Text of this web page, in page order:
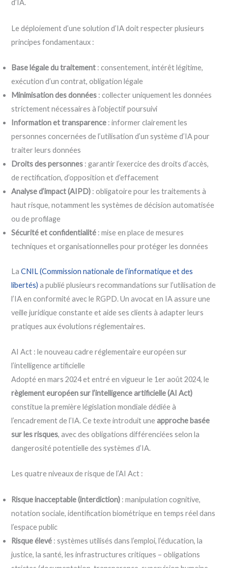
d’IA.
Le déploiement d’une solution d’IA doit respecter plusieurs
principes fondamentaux :
Base légale du traitement : consentement, intérêt légitime,
exécution d’un contrat, obligation légale
Minimisation des données : collecter uniquement les données
strictement nécessaires à l’objectif poursuivi
Information et transparence : informer clairement les
personnes concernées de l’utilisation d’un système d’IA pour
traiter leurs données
Droits des personnes : garantir l’exercice des droits d’accès,
de rectification, d’opposition et d’effacement
Analyse d’impact (AIPD) : obligatoire pour les traitements à
haut risque, notamment les systèmes de décision automatisée
ou de profilage
Sécurité et confidentialité : mise en place de mesures
techniques et organisationnelles pour protéger les données
LaCNIL (Commission nationale de l’informatique et des
libertés) a publié plusieurs recommandations sur l’utilisation de
l’IA en conformité avec le RGPD. Un avocat en IA assure une
veille juridique constante et aide ses clients à adapter leurs
pratiques aux évolutions réglementaires.
AI Act : le nouveau cadre réglementaire européen sur
l’intelligence artificielle
Adopté en mars 2024 et entré en vigueur le 1er août 2024, le
règlement européen sur l’intelligence artificielle (AI Act)
constitue la première législation mondiale dédiée à
l’encadrement de l’IA. Ce texte introduit uneapproche basée
sur les risques, avec des obligations différenciées selon la
dangerosité potentielle des systèmes d’IA.
Les quatre niveaux de risque de l’AI Act :
Risque inacceptable (interdiction) : manipulation cognitive,
notation sociale, identification biométrique en temps réel dans
l’espace public
Risque élevé : systèmes utilisés dans l’emploi, l’éducation, la
justice, la santé, les infrastructures critiques – obligations